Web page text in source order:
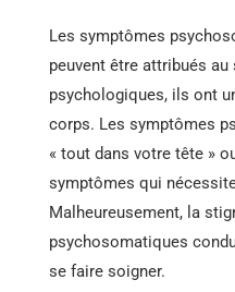
Les symptômes
peuvent être attribués
psychologiques, ils ont
corps. Les symptômes
« tout dans votre tête »
symptômes qui
Malheureusement, la
psychosomatiques
se faire soigner.